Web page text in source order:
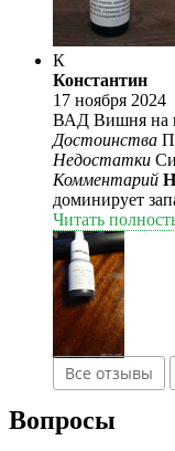
К
Константин
17 ноября 2024
ВАД Вишня на
Достоинства
Недостатки
Комментарий
доминирует
Читать
Все отзывы
Вопросы